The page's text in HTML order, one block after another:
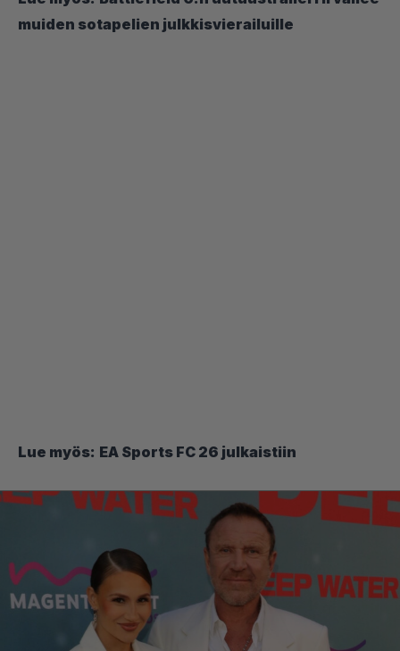
muiden sotapelien julkkisvierailuille
Lue myös: EA Sports FC 26 julkaistiin